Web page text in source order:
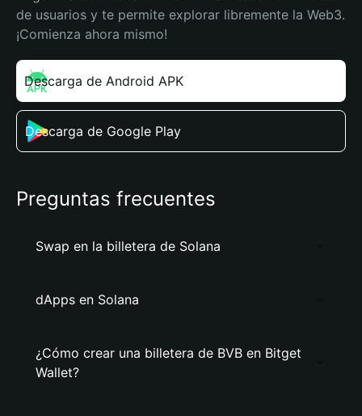
de usuarios y te permite explorar libremente la Web3.
¡Comienza ahora mismo!
Descarga de Android APK
Descarga de Google Play
Preguntas frecuentes
Swap en la billetera de Solana
dApps en Solana
¿Cómo crear una billetera de BVB en Bitget
Wallet?